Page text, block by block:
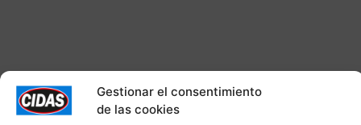
Gestionar el consentimiento
de las cookies